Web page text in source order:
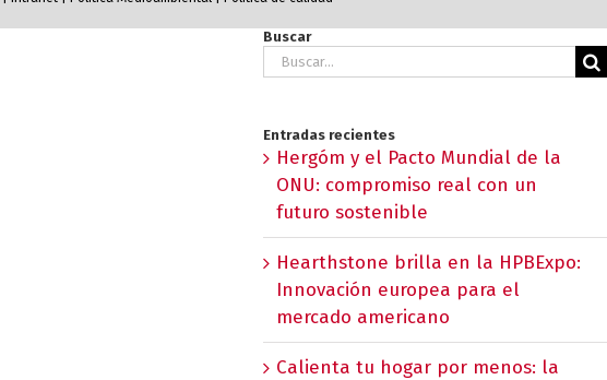
Buscar
Buscar:
Entradas recientes
Hergóm y el Pacto Mundial de la
ONU: compromiso real con un
futuro sostenible
Hearthstone brilla en la HPBExpo:
Innovación europea para el
mercado americano
Calienta tu hogar por menos: la